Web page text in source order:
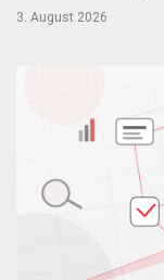
3. August 2026